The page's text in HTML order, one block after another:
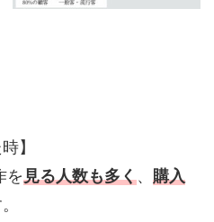
】
を見る人数も多く、 購入